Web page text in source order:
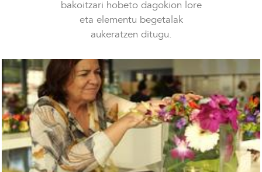
bakoitzari hobeto dagokion lore
eta elementu begetalak
aukeratzen ditugu.